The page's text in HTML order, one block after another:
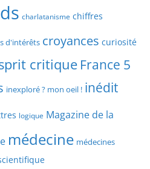
charlatanisme chiffres
d'intérêts croyances curiosité
critique France 5
inexploré ? mon oeil ! inédit
logique Magazine de la
médecine médecines